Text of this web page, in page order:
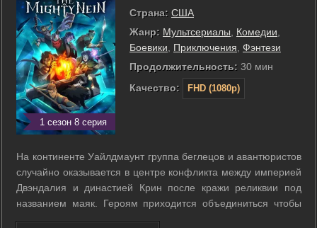
1 сезон 8 серия
Страна: США
Жанр: Мультсериалы Комедии
Боевики
Приключения Фэнтези
Продолжительность: 30 мин
Качество:
FHD (1080p)
На континенте Уайлдмаунт группа беглецов и авантюристов
случайно оказывается в центре конфликта между империей
Двэндалия и династией Крин после кражи реликвии под
названием маяк. Героям приходится объединиться чтобы
вернуть артефакт и не допустить войны которая разрушит